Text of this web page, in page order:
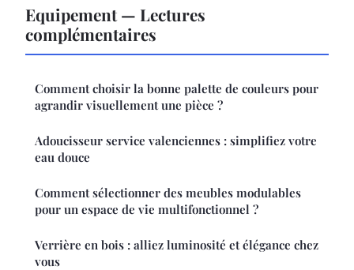
Equipement — Lectures
complémentaires
Comment choisir la bonne palette de couleurs pour
agrandir visuellement une pièce ?
Adoucisseur service valenciennes : simplifiez votre
eau douce
Comment sélectionner des meubles modulables
pour un espace de vie multifonctionnel ?
Verrière en bois : alliez luminosité et élégance chez
vous